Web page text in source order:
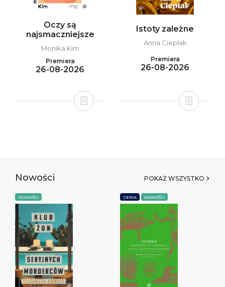
Oczy są
najsmaczniejsze
Monika Kim
Premiera
26-08-2026
Istoty zależne
Anna Cieplak
Premiera
26-08-2026
Nowości POKAŻ WSZYSTKO
NOWOŚCI SERIA NOWOŚCI